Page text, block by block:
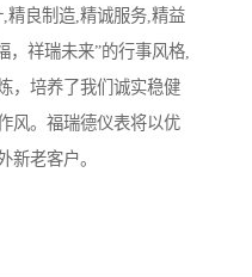
精良制造,精诚服务,精益
，祥瑞未来”的行事风格,
，培养了我们诚实稳健
风。福瑞德仪表将以优
新老客户。